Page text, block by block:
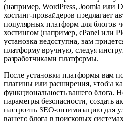
(например, WordPress, Joomla или
хостинг-провайдеров предлагает
популярных платформ для блогов
хостингом (например, cPanel или
установка недоступна, вам
платформу вручную, следуя
разработчиками платформы.
После установки платформы вам
плагины или расширения, чтобы
функциональность вашего блога.
параметры безопасности, создать
настроить SEO-оптимизацию для
вашего блога в поисковых